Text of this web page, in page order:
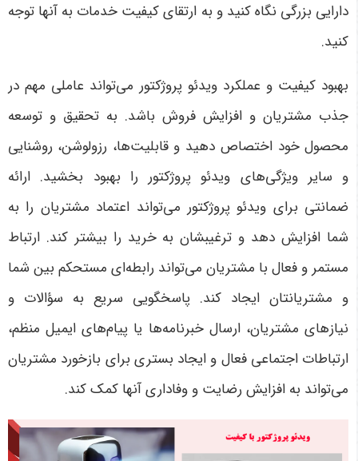
دارایی بزرگی نگاه کنید و به ارتقای کیفیت خدمات به آنها توجه
کنید.
بهبود کیفیت و عملکرد ویدئو پروژکتور می‌تواند عاملی مهم در
جذب مشتریان و افزایش فروش باشد. به تحقیق و توسعه
محصول خود اختصاص دهید و قابلیت‌ها، رزولوشن، روشنایی
و سایر ویژگی‌های ویدئو پروژکتور را بهبود بخشید. ارائه
ضمانتی برای ویدئو پروژکتور می‌تواند اعتماد مشتریان را به
شما افزایش دهد و ترغیبشان به خرید را بیشتر کند. ارتباط
مستمر و فعال با مشتریان می‌تواند رابطه‌ای مستحکم بین شما
و مشتریانتان ایجاد کند. پاسخگویی سریع به سؤالات و
نیازهای مشتریان، ارسال خبرنامه‌ها یا پیام‌های ایمیل منظم،
ارتباطات اجتماعی فعال و ایجاد بستری برای بازخورد مشتریان
می‌تواند به افزایش رضایت و وفاداری آنها کمک کند.